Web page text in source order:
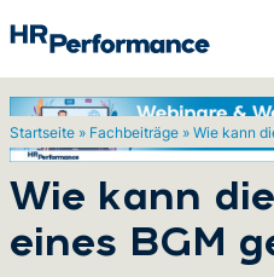
Startseite » Fachbeiträge » Wie kann
Wie kann
eines BGM